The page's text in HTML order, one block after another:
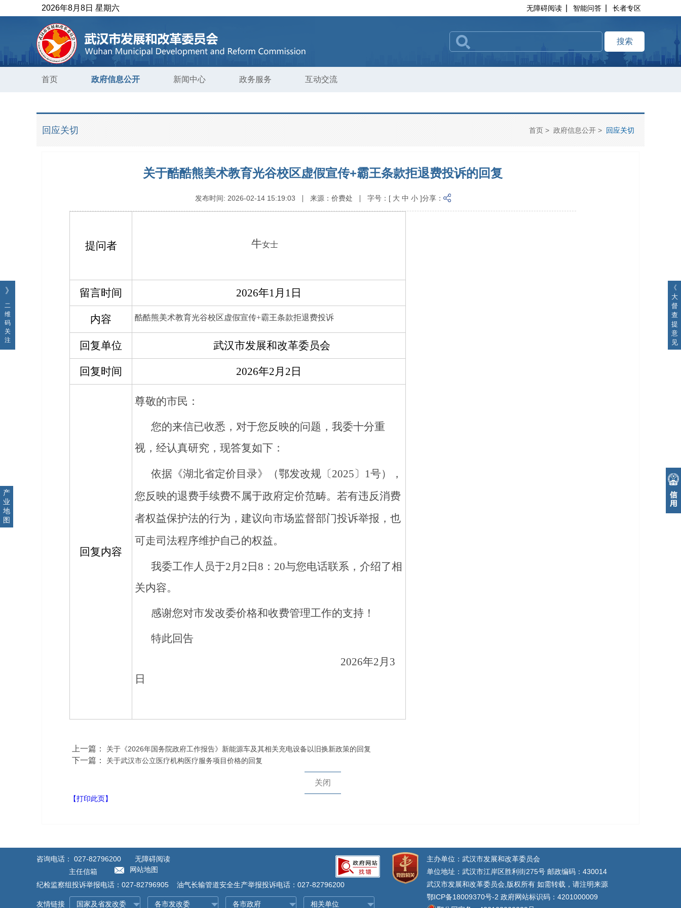
2026年8月8日 星期六 无障碍阅读 智能问答 长者专区
搜索
首页 政府信息公开 新闻中心 政务服务 互动交流
回应关切 首页 > 政府信息公开 > 回应关切
关于酷酷熊美术教育光谷校区虚假宣传+霸王条款拒退费投诉的回复
发布时间: 2026-02-14 15:19:03 来源： 价费处 字号： [ 大 中 小]分享：
提问者 牛女士
留言时间 2026年1月1日
内容 酷酷熊美术教育光谷校区虚假宣传+霸王条款拒退费投诉
回复单位 武汉市发展和改革委员会
回复时间 2026年2月2日
回复内容
尊敬的市民 ：
您的来信已收悉，对于您反映的问题，我委十分重
视，经认真研究，现答复如下 ：
依据 《湖北省定价目录》 （鄂发改规 〔2025〕 1号）
，
您反映的退费手续费不属于政府定价范畴。若有违反消费
者权益保护法的行为，建议向市场监督部门投诉举报，也
可走司法程序维护自己的权益。
我委工作人员于2月 2 日 8 ： 20与您电话联系，介绍了相
关内容。
感谢您对市发改委价格和收费管理工作的支持！
特此回告
2026年2月 3
日
上一篇： 关于《2026年国务院政府工作报告》新能源车及其相关充电设备以旧换新政策的回复
下一篇： 关于武汉市公立医疗机构医疗服务项目价格的回复
关闭
【打印此页】
》
二
维
码
关
注
《
大
督
查
提
意
见
产
业
地
图
咨询电话： 027-82796200
无障碍阅读
主任信箱
网站地图
纪检监察组投诉举报电话：027-82796905 油气长输管道安全生产举报投诉电话：027-82796200
友情链接
主办单位：武汉市发展和改革委员会
单位地址：武汉市江岸区胜利街275号 邮政编码：430014
武汉市发展和改革委员会,版权所有 如需转载，请注明来源
鄂ICP备18009370号-2 政府网站标识码：4201000009